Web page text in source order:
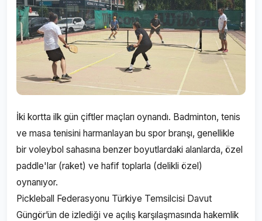
İki kortta ilk gün çiftler maçları oynandı. Badminton, tenis
ve masa tenisini harmanlayan bu spor branşı, genellikle
bir voleybol sahasına benzer boyutlardaki alanlarda, özel
paddle'lar (raket) ve hafif toplarla (delikli özel)
oynanıyor.
Pickleball Federasyonu Türkiye Temsilcisi Davut
Güngör’ün de izlediği ve açılış karşılaşmasında hakemlik